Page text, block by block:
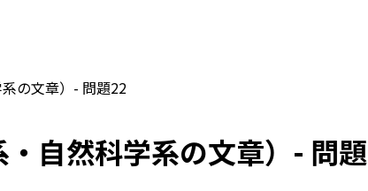
の文章）- 問題22
自然科学系の文章）- 問題